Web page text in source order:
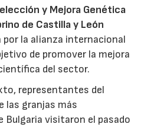
y Mejora Genética
de Castilla y León
por la alianza internacional
de promover la mejora
del sector.
representantes del
las granjas más
Bulgaria visitaron el pasado